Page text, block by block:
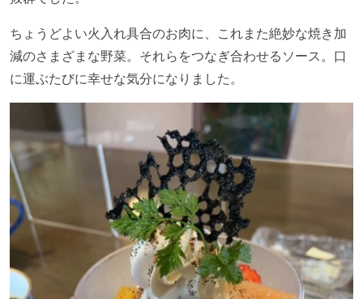
ちょうどよい火入れ具合のお肉に、これまた絶妙な焼き加
減のさまざまな野菜。それらをつなぎ合わせるソース。口
に運ぶたびに幸せな気分になりました。